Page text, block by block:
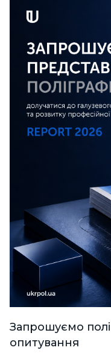
Запрошуємо
опитування